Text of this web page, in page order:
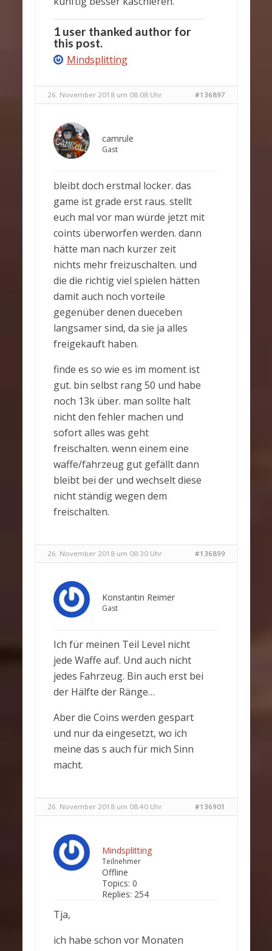
1 user thanked author for
this post.
Mindsplitting
26. November 2018 um 08:08 Uhr #136897
camrule
Gast
bleibt doch erstmal locker. das
game ist grade erst raus. stellt
euch mal vor man würde jetzt mit
coints überworfen werden. dann
hätte man nach kurzer zeit
nichts mehr freizuschalten. und
die die richtig viel spielen hätten
damit auch noch vorteile
gegenüber denen dueceben
langsamer sind, da sie ja alles
freigekauft haben.
finde es so wie es im moment ist
gut. bin selbst rang 50 und habe
noch 13k über. man sollte halt
nicht den fehler machen und
sofort alles was geht
freischalten. wenn einem eine
waffe/fahrzeug gut gefällt dann
bleibt bei der und wechselt diese
nicht ständig wegen dem
freischalten.
26. November 2018 um 08:30 Uhr #136899
Konstantin Reimer
Gast
Ich für meinen Teil Level nicht
jede Waffe auf. Und auch nicht
jedes Fahrzeug. Bin auch erst bei
der Hälfte der Ränge…
Aber die Coins werden gespart
und nur da eingesetzt, wo ich
meine das s auch für mich Sinn
macht.
26. November 2018 um 08:40 Uhr #136901
Mindsplitting
Teilnehmer
Offline
Topics: 0
Replies: 254
Tja,
ich habe schon vor Monaten